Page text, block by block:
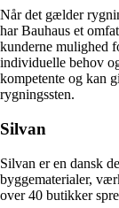
Når det gælder
har Bauhaus et
kunderne mulighed
individuelle behov
kompetente og kan
rygningssten.
Silvan
Silvan er en dansk
byggematerialer,
over 40 butikker